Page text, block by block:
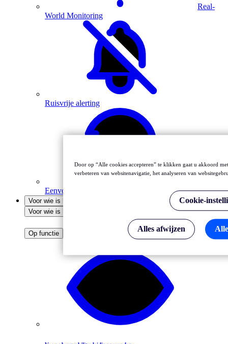
Real-
World Monitoring
Ruisvrije alerting
Eenvoudige installatie
Voor wie is het bedoeld
Voor wie is het bedoeld
Op functie
Door op “Alle cookies accepteren” te klikken gaat u akkoord
verbeteren van websitenavigatie, het analyseren van
Cookie-
Alles afwijzen